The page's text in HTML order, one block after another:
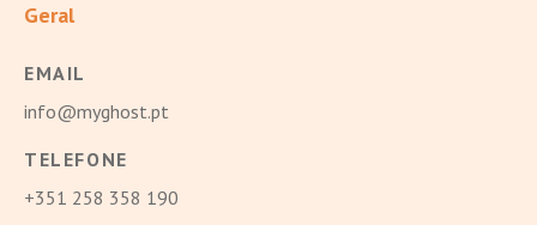
Geral
EMAIL
info@myghost.pt
TELEFONE
+351 258 358 190